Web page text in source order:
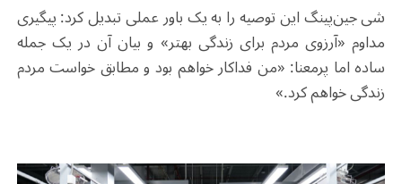
شی جین‌پینگ این توصیه را به یک باور عملی تبدیل کرد: پیگیری
مداوم «آرزوی مردم برای زندگی بهتر» و بیان آن در یک جمله
ساده اما پرمعنا: «من فداکار خواهم بود و مطابق خواست مردم
زندگی خواهم کرد.»